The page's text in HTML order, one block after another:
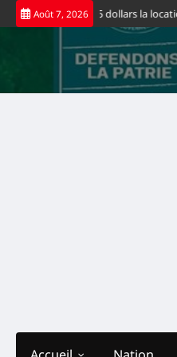
Skip
to
Août 7, 2026
fixe à 65 dollars la location